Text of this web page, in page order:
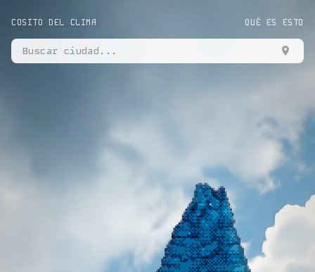
COSITO DEL CLIMA QUÉ ES ESTO